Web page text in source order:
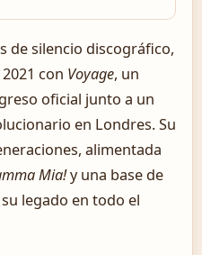
de silencio discográfico,
con Voyage, un
oficial junto a un
en Londres. Su
alimentada
Mia!y una base de
legado en todo el